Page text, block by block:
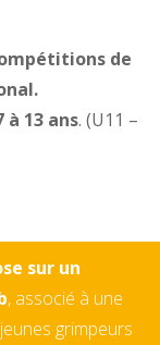
de
à 13 ans. (U11 –
sur un
, associé à une
grimpeurs